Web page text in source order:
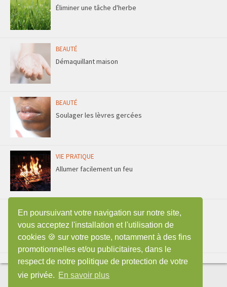
En poursuivant votre navigation sur notre site,
vous acceptez l'installation et l'utilisation de
cookies 🍪 sur votre poste, notamment à des fins
promotionnelles et/ou publicitaires, dans le
respect de notre politique de protection de votre
vie privée. En savoir plus
Éliminer une tâche d'herbe
BEAUTÉ
Démaquillant maison
BEAUTÉ
Soulager les lèvres gercées
VIE PRATIQUE
Allumer facilement un feu
ENTRETIEN
Faire durer une éponge plus longtemps